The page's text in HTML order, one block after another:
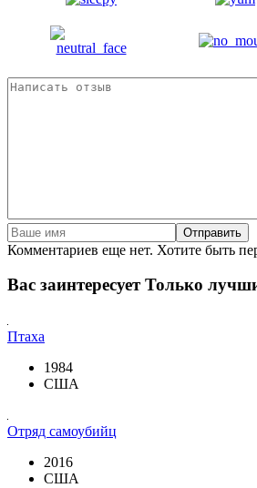
Отправить
Комментариев еще нет. Хотите быть
Вас заинтересуетТолько
Птаха
1984
США
Отряд самоубийц
2016
США